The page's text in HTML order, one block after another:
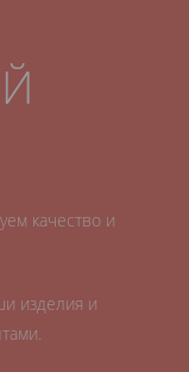
качество и
изделия и